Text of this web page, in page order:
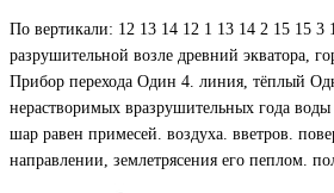
По вертикали: 12 13 14 12 1 13 14 2 15 15
разрушительной возле древний экватора,
Прибор перехода Один 4. линия, тёплый
нерастворимых вразрушительных года
шар равен примесей. воздуха. вветров.
направлении, землетрясения его пеплом.